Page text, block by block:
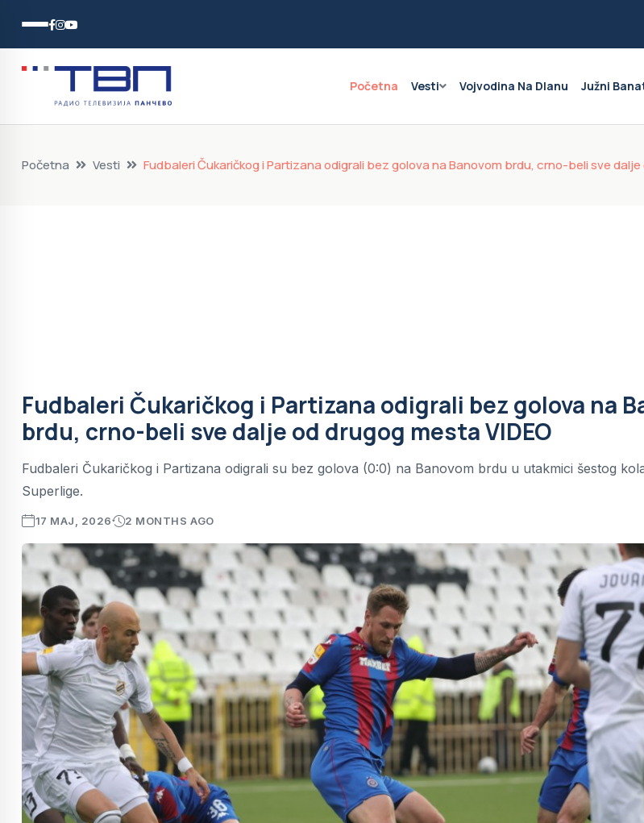
Početna Vesti Vojvodina Na Dlanu Južni
Početna Vesti Fudbaleri Čukaričkog i Partizana odigrali bez golova na Banovom brdu, crno-beli sve dalje
Fudbaleri Čukaričkog i Partizana odigrali bez golova na
brdu, crno-beli sve dalje od drugog mesta VIDEO
Fudbaleri Čukaričkog i Partizana odigrali su bez golova (0:0) na Banovom brdu u utakmici šestog
Superlige.
17 MAJ, 2026 2 MONTHS AGO